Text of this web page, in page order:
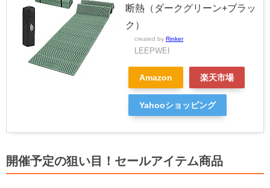
断熱（ダークグリーン+ブラッ
ク）
created by Rinker
LEEPWEI
Amazon 楽天市場
Yahooショッピング
開催予定の狙い目！セールアイテム商品